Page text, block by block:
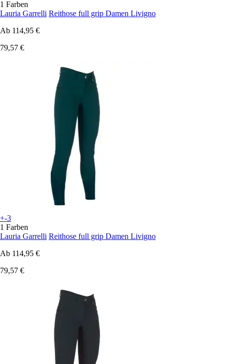
1 Farben
Lauria Garrelli Reithose full grip Damen Livigno
Ab 114,95 €
79,57 €
+-3
1 Farben
Lauria Garrelli Reithose full grip Damen Livigno
Ab 114,95 €
79,57 €